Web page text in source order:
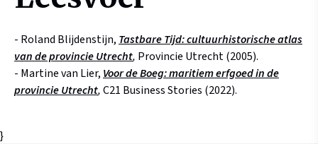
- Roland Blijdenstijn, Tastbare Tijd: cultuurhistorische atlas
van de provincie Utrecht, Provincie Utrecht (2005).
- Martine van Lier, Voor de Boeg: maritiem erfgoed in de
provincie Utrecht,C21 Business Stories (2022).
}